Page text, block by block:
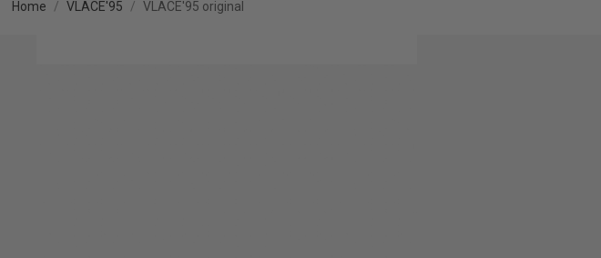
Home VLACE'95 VLACE'95 original